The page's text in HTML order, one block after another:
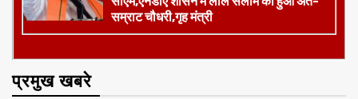
प्रमुख खबरे